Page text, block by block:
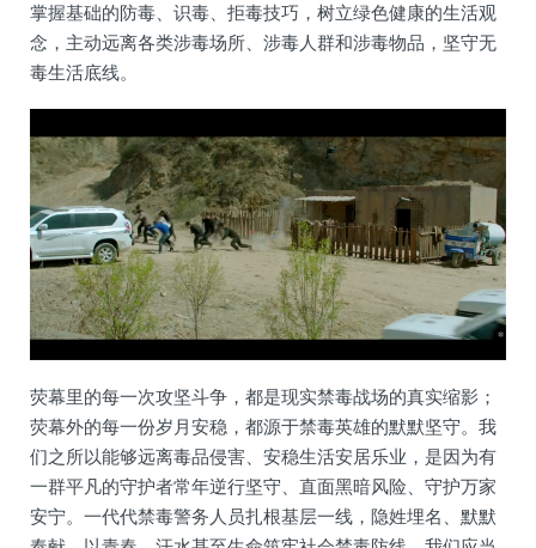
掌握基础的防毒、识毒、拒毒技巧，树立绿色健康的生活观
念，主动远离各类涉毒场所、涉毒人群和涉毒物品，坚守无
毒生活底线。
荧幕里的每一次攻坚斗争，都是现实禁毒战场的真实缩影；
荧幕外的每一份岁月安稳，都源于禁毒英雄的默默坚守。我
们之所以能够远离毒品侵害、安稳生活安居乐业，是因为有
一群平凡的守护者常年逆行坚守、直面黑暗风险、守护万家
安宁。一代代禁毒警务人员扎根基层一线，隐姓埋名、默默